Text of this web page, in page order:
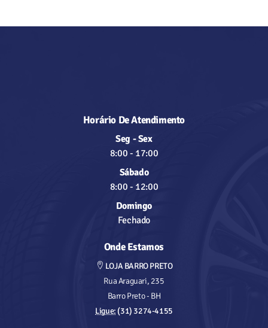
Horário De Atendimento
Seg - Sex
8:00 - 17:00
Sábado
8:00 - 12:00
Domingo
Fechado
Onde Estamos
LOJA BARRO PRETO
Rua Araguari, 235
Barro Preto - BH
Ligue:(31) 3274-4155